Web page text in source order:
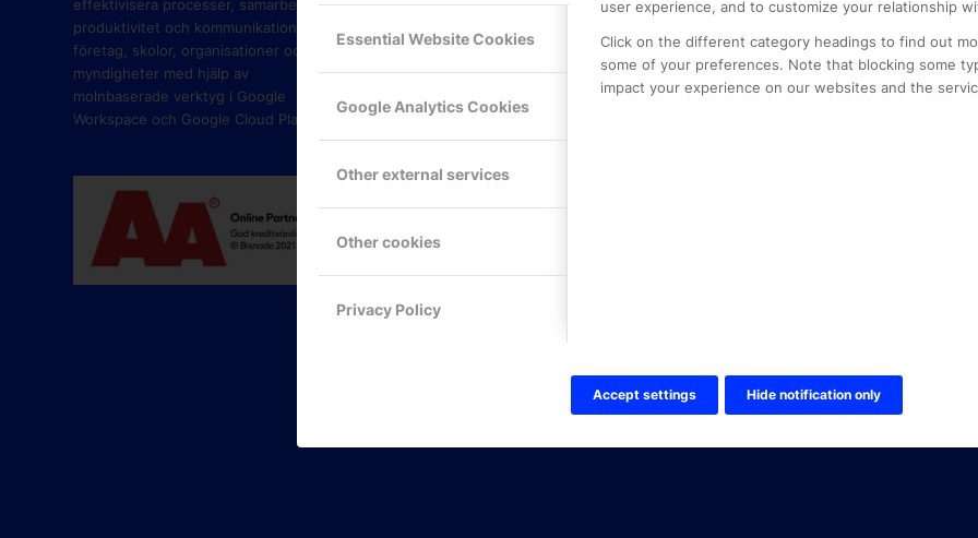
Essential Website Cookies
Google Analytics Cookies
Other external services
Other cookies
Privacy Policy
user experience, and to customize your relationship
Click on the different category headings to find out
some of your preferences. Note that blocking some
impact your experience on our websites and the
Accept settings Hide notification only
effektivisera processer, samarbete,
produktivitet och kommunikation i
företag, skolor, organisationer och
myndigheter med hjälp av
molnbaserade verktyg i Google
Workspace och Google Cloud Platform.
Tel: 08-42 00 04 00
Hitta hit